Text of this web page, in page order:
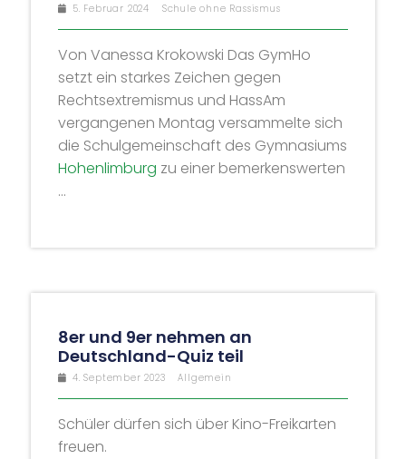
5. Februar 2024 Schule ohne Rassismus
Von Vanessa Krokowski Das GymHo
setzt ein starkes Zeichen gegen
Rechtsextremismus und HassAm
vergangenen Montag versammelte sich
die Schulgemeinschaft des Gymnasiums
Hohenlimburg zu einer bemerkenswerten
...
8er und 9er nehmen an
Deutschland-Quiz teil
4. September 2023 Allgemein
Schüler dürfen sich über Kino-Freikarten
freuen.